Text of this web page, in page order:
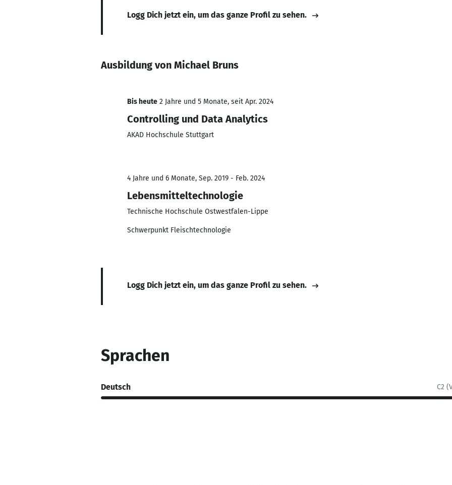
Logg Dich jetzt ein, um das ganze Profil zu sehen.
Ausbildung von Michael Bruns
Bis heute 2 Jahre und 5 Monate, seit Apr. 2024
Controlling und Data Analytics
AKAD Hochschule Stuttgart
4 Jahre und 6 Monate, Sep. 2019 - Feb. 2024
Lebensmitteltechnologie
Technische Hochschule Ostwestfalen-Lippe
Schwerpunkt Fleischtechnologie
Logg Dich jetzt ein, um das ganze Profil zu sehen.
Sprachen
Deutsch C2